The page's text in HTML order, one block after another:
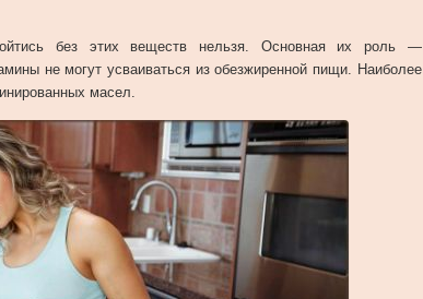
без этих веществ нельзя. Основная их роль —
не могут усваиваться из обезжиренной пищи. Наиболее
масел.